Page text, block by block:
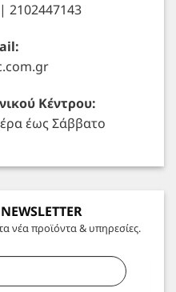
2102447143
Κέντρου:
έως Σάββατο
νέα προϊόντα & υπηρεσίες.